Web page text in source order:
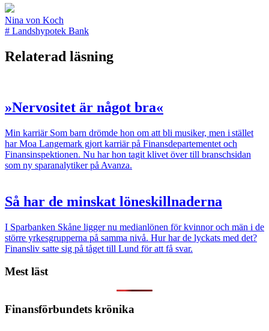
Nina von Koch
# Landshypotek Bank
Relaterad läsning
»Nervositet är något bra«
Min karriärSom barn drömde hon om att bli musiker, men i stället
har Moa Langemark gjort karriär på Finansdepartementet och
Finansinspektionen. Nu har hon tagit klivet över till bransch­sidan
som ny sparanalytiker på Avanza.
Så har de minskat löneskillnaderna
I Sparbanken Skåne ligger nu medianlönen för kvinnor och män i de
större ­yrkesgrupperna på samma nivå. Hur har de lyckats med det?
Finansliv satte sig på tåget till Lund för att få svar.
Mest läst
Finansförbundets krönika